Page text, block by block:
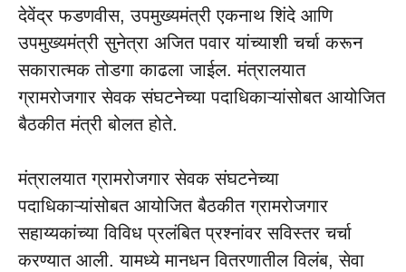
देवेंद्र फडणवीस, उपमुख्यमंत्री एकनाथ शिंदे आणि
उपमुख्यमंत्री सुनेत्रा अजित पवार यांच्याशी चर्चा करून
सकारात्मक तोडगा काढला जाईल. मंत्रालयात
ग्रामरोजगार सेवक संघटनेच्या पदाधिकाऱ्यांसोबत आयोजित
बैठकीत मंत्री बोलत होते.
मंत्रालयात ग्रामरोजगार सेवक संघटनेच्या
पदाधिकाऱ्यांसोबत आयोजित बैठकीत ग्रामरोजगार
सहाय्यकांच्या विविध प्रलंबित प्रश्नांवर सविस्तर चर्चा
करण्यात आली. यामध्ये मानधन वितरणातील विलंब, सेवा